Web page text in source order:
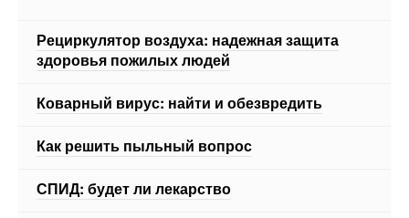
Рециркулятор воздуха: надежная защита
здоровья пожилых людей
Коварный вирус: найти и обезвредить
Как решить пыльный вопрос
СПИД: будет ли лекарство